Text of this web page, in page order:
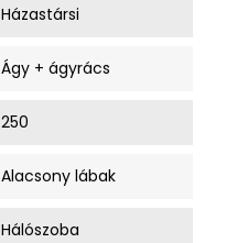
Házastársi
Ágy + ágyrács
250
Alacsony lábak
Hálószoba